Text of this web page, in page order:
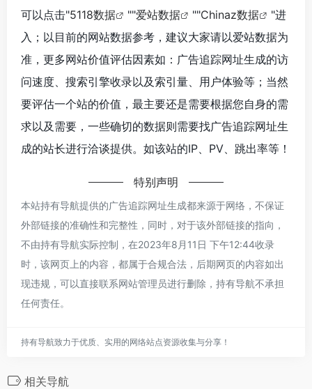
可以点击"5118数据 ""爱站数据 ""Chinaz数据
"进
入；以目前的网站数据参考，建议大家请以爱站数据为
准，更多网站价值评估因素如：广告追踪网址生成的访
问速度、搜索引擎收录以及索引量、用户体验等；当然
要评估一个站的价值，最主要还是需要根据您自身的需
求以及需要，一些确切的数据则需要找广告追踪网址生
成的站长进行洽谈提供。如该站的IP、PV、跳出率等！
特别声明
本站持有导航提供的广告追踪网址生成都来源于网络，不保证
外部链接的准确性和完整性，同时，对于该外部链接的指向，
不由持有导航实际控制，在2023年8月11日 下午12:44收录
时，该网页上的内容，都属于合规合法，后期网页的内容如出
现违规，可以直接联系网站管理员进行删除，持有导航不承担
任何责任。
持有导航致力于优质、实用的网络站点资源收集与分享！
相关导航